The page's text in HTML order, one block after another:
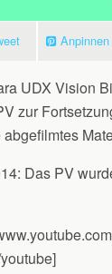
Anpinnen
UDX Vision
zur
Das PV